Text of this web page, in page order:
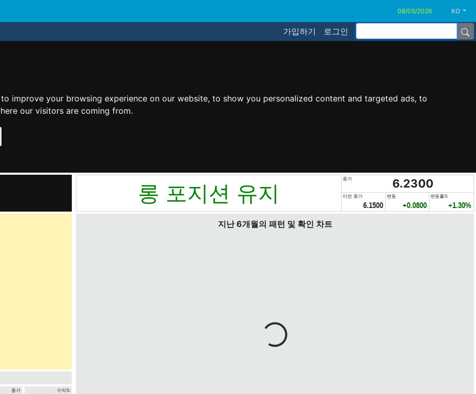
improve your browsing experience on our website, to show you personalized content and targeted ads, to
our visitors are coming from.
KO
가입하기 로그인
롱 포지션 유지
종가 6.2300
이전 종가
6.1500
변동
+0.0800
변동률%
+1.30%
종가 수익%
지난 6개월의 패턴 및 확인 차트